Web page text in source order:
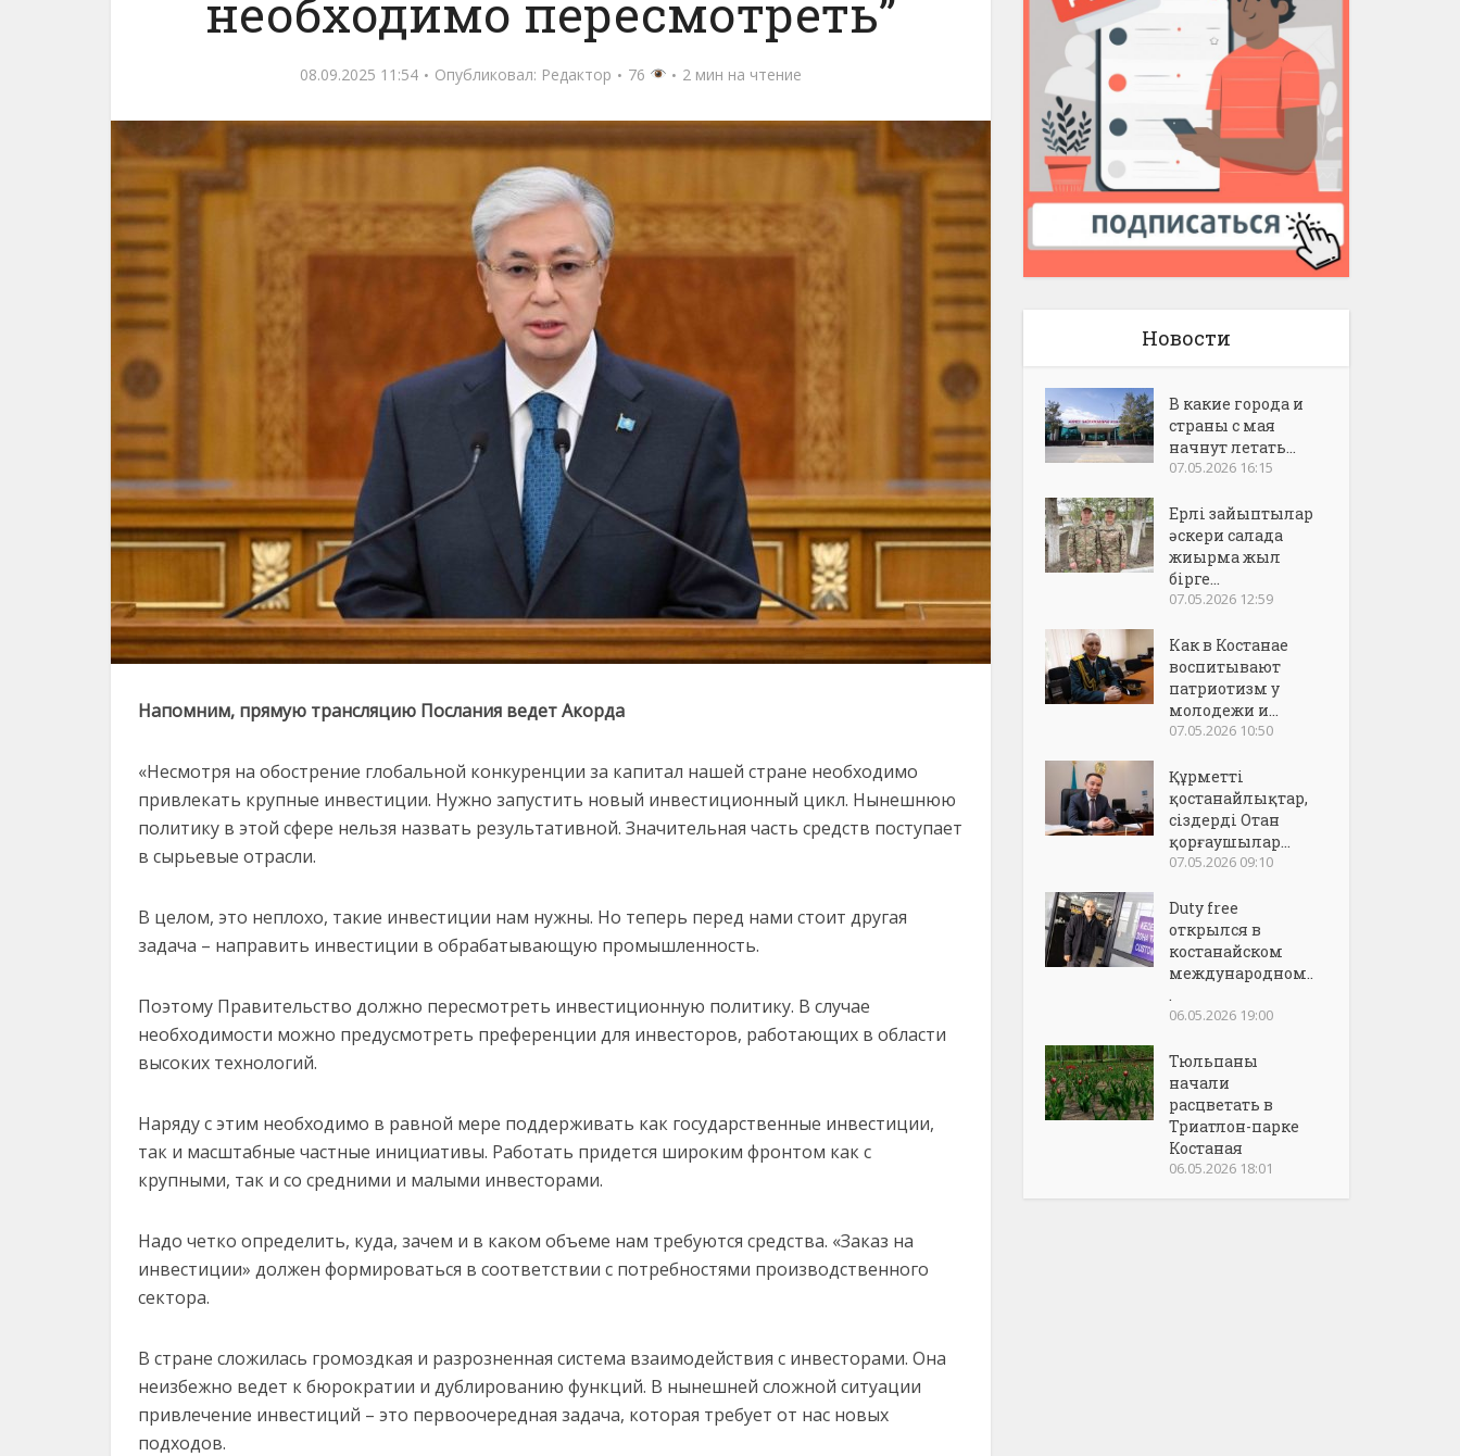
необходимо пересмотреть”
08.09.2025 11:54 Опубликовал: Редактор 76 2 мин на чтение
Напомним, прямую трансляцию Послания ведет Акорда
«Несмотря на обострение глобальной конкуренции за капитал нашей стране необходимо
привлекать крупные инвестиции. Нужно запустить новый инвестиционный цикл. Нынешнюю
политику в этой сфере нельзя назвать результативной. Значительная часть средств поступает
в сырьевые отрасли.
В целом, это неплохо, такие инвестиции нам нужны. Но теперь перед нами стоит другая
задача – направить инвестиции в обрабатывающую промышленность.
Поэтому Правительство должно пересмотреть инвестиционную политику. В случае
необходимости можно предусмотреть преференции для инвесторов, работающих в области
высоких технологий.
Наряду с этим необходимо в равной мере поддерживать как государственные инвестиции,
так и масштабные частные инициативы. Работать придется широким фронтом как с
крупными, так и со средними и малыми инвесторами.
Надо четко определить, куда, зачем и в каком объеме нам требуются средства. «Заказ на
инвестиции» должен формироваться в соответствии с потребностями производственного
сектора.
В стране сложилась громоздкая и разрозненная система взаимодействия с инвесторами. Она
неизбежно ведет к бюрократии и дублированию функций. В нынешней сложной ситуации
привлечение инвестиций – это первоочередная задача, которая требует от нас новых
подходов.
Новости
В какие города и
страны с мая
начнут летать...
07.05.2026 16:15
Ерлі зайыптылар
әскери салада
жиырма жыл
бірге...
07.05.2026 12:59
Как в Костанае
воспитывают
патриотизм у
молодежи и...
07.05.2026 10:50
Құрметті
қостанайлықтар,
сіздерді Отан
қорғаушылар...
07.05.2026 09:10
Duty free
открылся в
костанайском
международном..
.
06.05.2026 19:00
Тюльпаны
начали
расцветать в
Триатлон-парке
Костаная
06.05.2026 18:01